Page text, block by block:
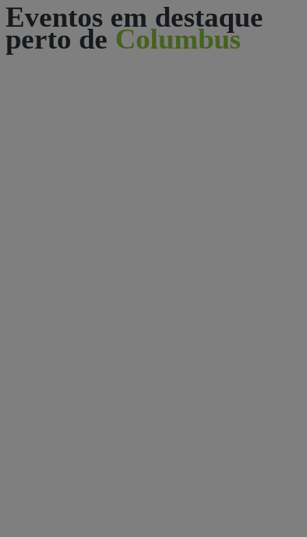
Eventos em destaque
perto de Columbus